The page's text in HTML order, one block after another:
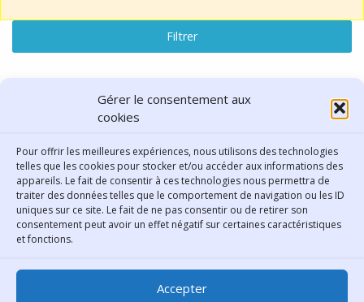
Gérer le consentement aux
cookies
Pour offrir les meilleures expériences, nous utilisons des technologies
telles que les cookies pour stocker et/ou accéder aux informations des
appareils. Le fait de consentir à ces technologies nous permettra de
traiter des données telles que le comportement de navigation ou les ID
uniques sur ce site. Le fait de ne pas consentir ou de retirer son
consentement peut avoir un effet négatif sur certaines caractéristiques
et fonctions.
Accepter
Filtrer
Lu, vu, entendu
résultats : "Europe"
Réinitialiser la recherche
Bibliothèque municipale de